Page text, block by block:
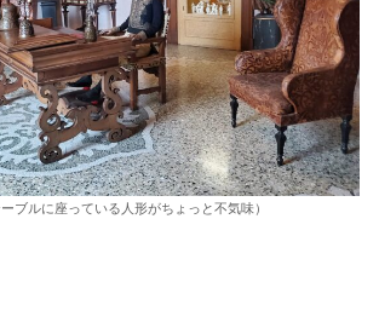
ブルに座っている人形がちょっと不気味）